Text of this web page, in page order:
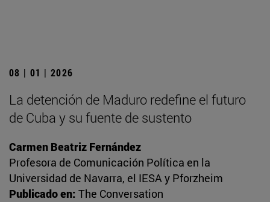
08 | 01 | 2026
La detención de Maduro redefine el futuro
de Cuba y su fuente de sustento
Carmen Beatriz Fernández
Profesora de Comunicación Política en la
Universidad de Navarra, el IESA y Pforzheim
Publicado en: The Conversation